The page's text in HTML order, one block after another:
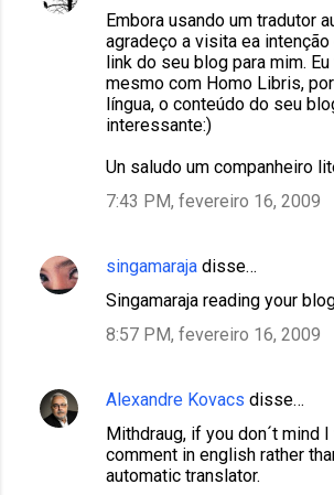
Embora usando um tradutor
agradeço a visita ea
link do seu blog para mim.
mesmo com Homo Libris,
língua, o conteúdo do seu
interessante:)
Un saludo um companheiro
7:43 PM, fevereiro 16, 2009
singamaraja disse…
Singamaraja reading your
8:57 PM, fevereiro 16, 2009
Alexandre Kovacs disse…
Mithdraug, if you don´t mind
comment in english rather
automatic translator.